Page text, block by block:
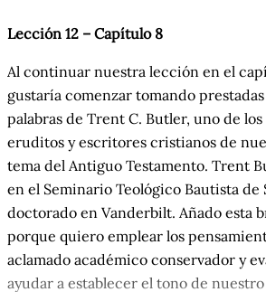
Lección 12 – Capítulo 8
Al continuar nuestra lección en el
gustaría comenzar tomando
palabras de Trent C. Butler, uno de los
eruditos y escritores cristianos de
tema del Antiguo Testamento. Trent
en el Seminario Teológico Bautista de
doctorado en Vanderbilt. Añado esta
porque quiero emplear los
aclamado académico conservador y
ayudar a establecer el tono de